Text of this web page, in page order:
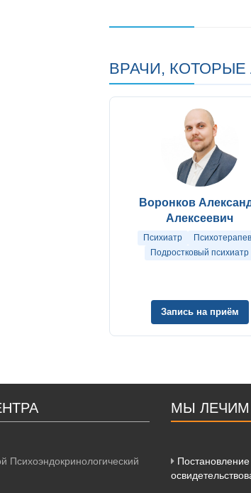
ВРАЧИ, КОТОРЫЕ
Воронков
Алексеевич
Психиатр
Подростковый психиатр
Запись на приём
Психоэндокринологический
МЫ ЛЕЧИМ